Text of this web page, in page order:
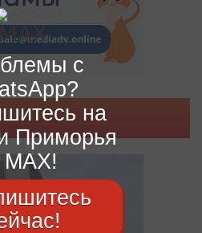
с
на
Приморья
MAX!